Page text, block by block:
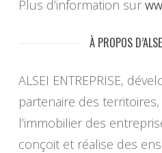
Plus d’information sur
À PROPOS
ALSEI ENTREPRISE,
partenaire des
l’immobilier des
conçoit et réalise des